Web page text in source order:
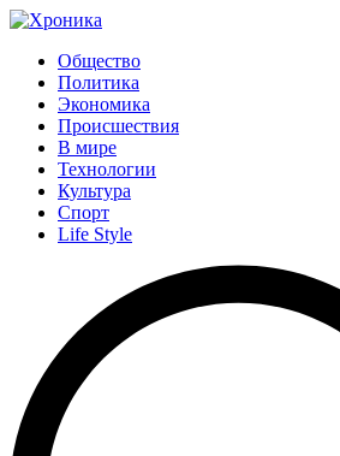
Общество
Политика
Экономика
Происшествия
В мире
Технологии
Культура
Спорт
Life Style